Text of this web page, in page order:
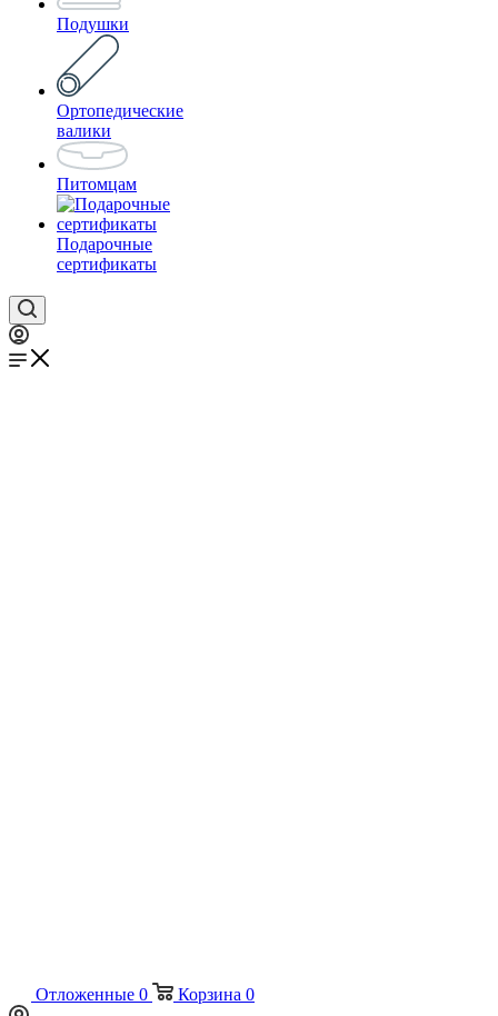
Подушки
Ортопедические
валики
Питомцам
Подарочные
сертификаты
Отложенные 0 Корзина 0